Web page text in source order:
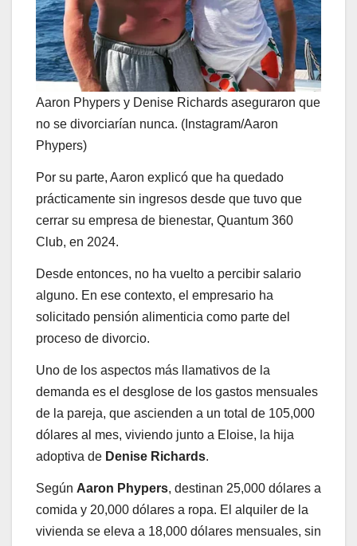
Aaron Phypers y Denise Richards aseguraron que
no se divorciarían nunca. (Instagram/Aaron
Phypers)
Por su parte, Aaron explicó que ha quedado
prácticamente sin ingresos desde que tuvo que
cerrar su empresa de bienestar, Quantum 360
Club, en 2024.
Desde entonces, no ha vuelto a percibir salario
alguno. En ese contexto, el empresario ha
solicitado pensión alimenticia como parte del
proceso de divorcio.
Uno de los aspectos más llamativos de la
demanda es el desglose de los gastos mensuales
de la pareja, que ascienden a un total de 105,000
dólares al mes, viviendo junto a Eloise, la hija
adoptiva de Denise Richards.
Según Aaron Phypers, destinan 25,000 dólares a
comida y 20,000 dólares a ropa. El alquiler de la
vivienda se eleva a 18,000 dólares mensuales, sin